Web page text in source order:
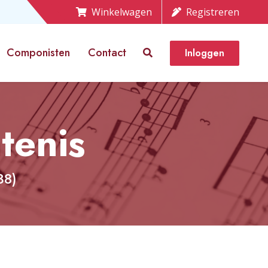
Winkelwagen Registreren
Componisten Contact Inloggen